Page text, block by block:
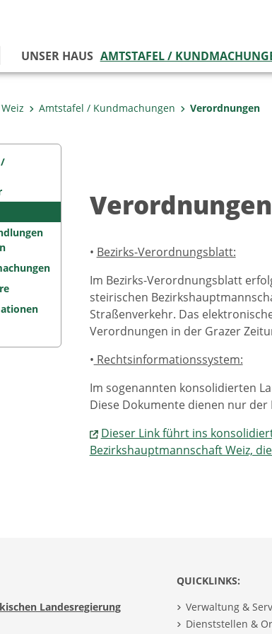
UNSER HAUS AMTSTAFEL /
Amtstafel / Kundmachungen Verordnungen
Verordnungen
• Bezirks-Verordnungsblatt:
Im Bezirks-Verordnungsblatt
steirischen
Straßenverkehr. Das
Verordnungen in der Grazer
• Rechtsinformationssystem:
Im sogenannten konsolidierten
Diese Dokumente dienen nur
Dieser Link führt ins
Bezirkshauptmannschaft Weiz,
Landesregierung
QUICKLINKS:
Verwaltung &
Dienststellen &